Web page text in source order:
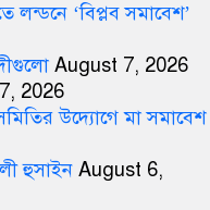
লন্ডনে ‘বিপ্লব সমাবেশ’
August 7, 2026
2026
উদ্যোগে মা সমাবেশ
হুসাইন August 6,